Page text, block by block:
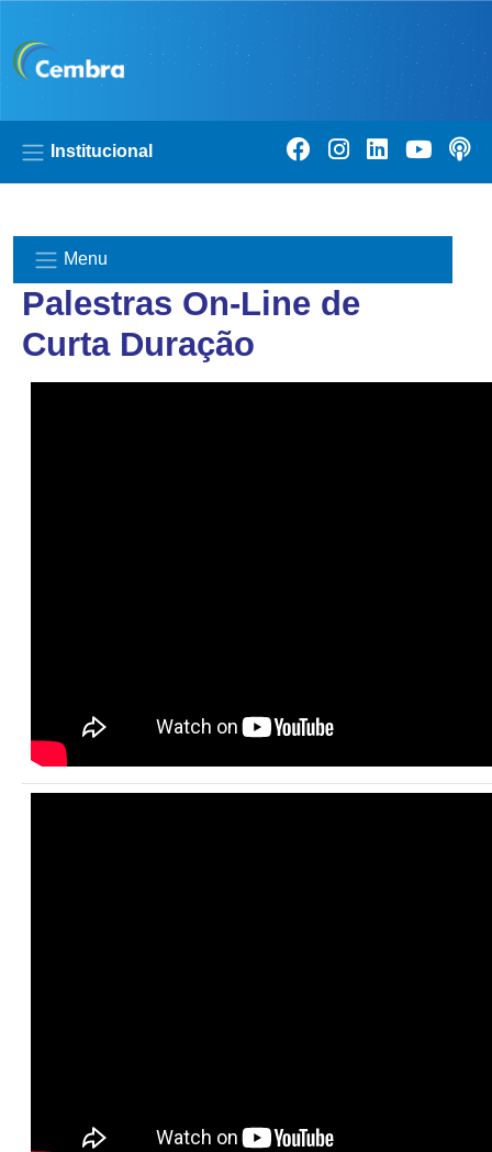
Pular para o conteúdo principal
Institucional
Menu
Palestras On-Line de
Curta Duração